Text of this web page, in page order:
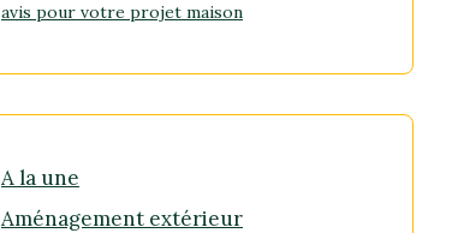
avis pour votre projet maison
A la une
Aménagement extérieur